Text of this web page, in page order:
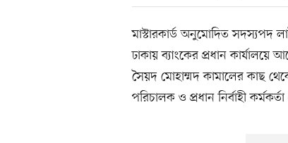
মাস্টারকার্ড অনুমোদিত সদস্যপদ
ঢাকায় ব্যাংকের প্রধান কার্যালয়ে
সৈয়দ মোহাম্মদ কামালের কাছ
পরিচালক ও প্রধান নির্বাহী